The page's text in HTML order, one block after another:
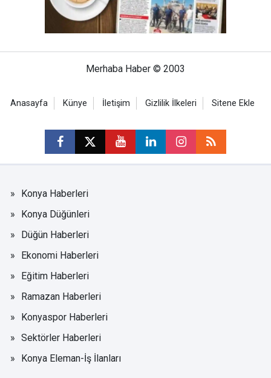
Merhaba Haber © 2003
Anasayfa Künye İletişim Gizlilik İlkeleri Sitene Ekle
Konya Haberleri
Konya Düğünleri
Düğün Haberleri
Ekonomi Haberleri
Eğitim Haberleri
Ramazan Haberleri
Konyaspor Haberleri
Sektörler Haberleri
Konya Eleman-İş İlanları